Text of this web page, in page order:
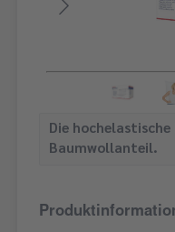
Die
Baumwollanteil.